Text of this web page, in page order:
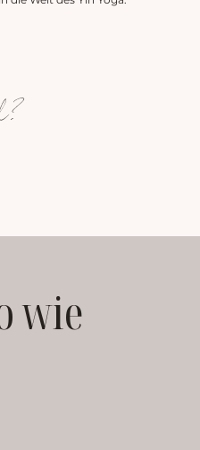
wie